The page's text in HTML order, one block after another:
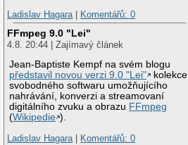
Ladislav Hagara| Komentářů: 0
FFmpeg 9.0 "Lei"
4.8. 20:44 | Zajímavý článek
Jean-Baptiste Kempf na svém blogu
představil novou verzi 9.0 "Lei"
kolekce
svobodného softwaru umožňujícího
nahrávání, konverzi a streamovaní
digitálního zvuku a obrazu FFmpeg
(Wikipedie ).
Ladislav Hagara| Komentářů: 0